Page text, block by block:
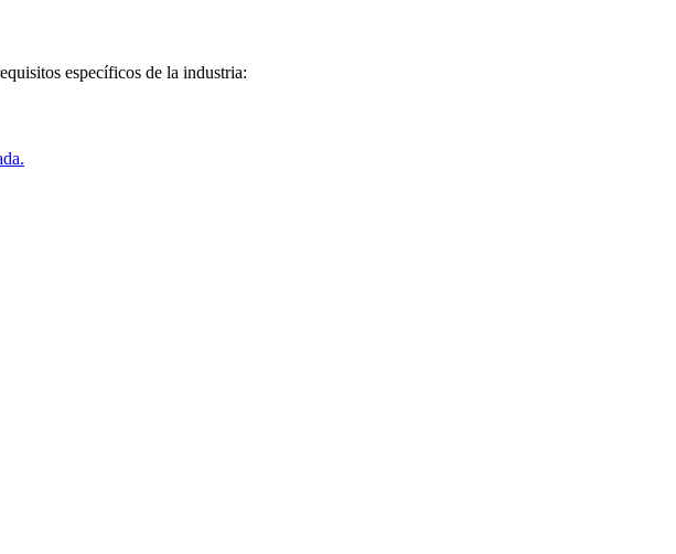
específicos de la industria: